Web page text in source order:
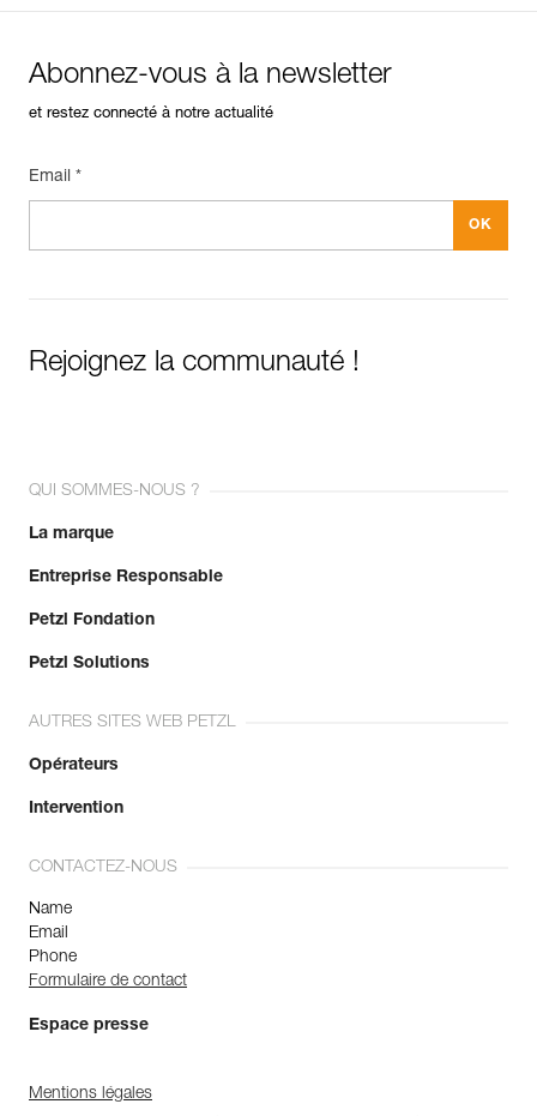
Abonnez-vous à la newsletter
et restez connecté à notre actualité
Email *
Rejoignez la communauté !
QUI SOMMES-NOUS ?
La marque
Entreprise Responsable
Petzl Fondation
Petzl Solutions
AUTRES SITES WEB PETZL
Opérateurs
Intervention
CONTACTEZ-NOUS
Name
Email
Phone
Formulaire de contact
Espace presse
Mentions légales